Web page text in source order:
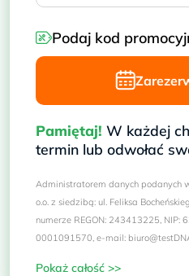
Podaj kod
Pamiętaj! W każdej
termin lub odwołać
Administratorem danych podanych
o.o. z siedzibą: ul. Feliksa
numerze REGON: 243413225, NIP:
0001091570, e-mail:
Pokaż całość >>